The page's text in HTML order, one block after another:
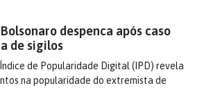
despenca após caso
de sigilos
de Popularidade Digital (IPD) revela
na popularidade do extremista de